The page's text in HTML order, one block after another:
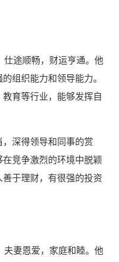
仕途顺畅，财运亨通。他
组织能力和领导能力。
育等行业，能够发挥自
深得领导和同事的赏
竞争激烈的环境中脱颖
于理财，有很强的投资
夫妻恩爱，家庭和睦。他